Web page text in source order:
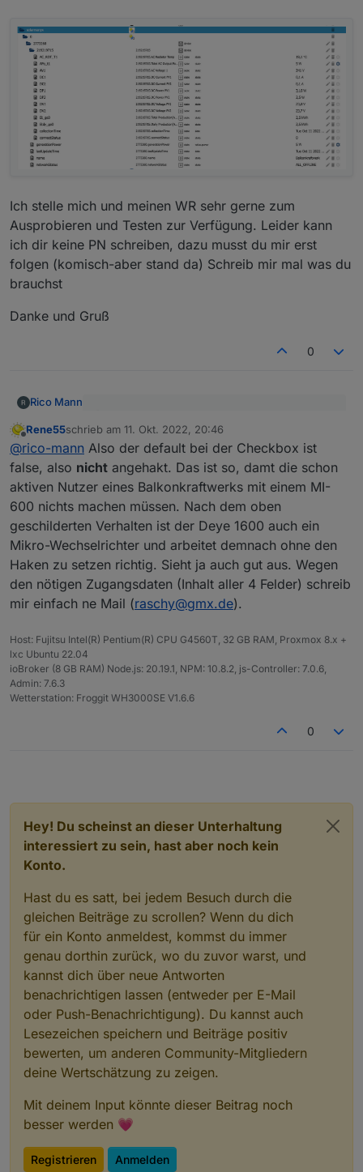
Ich stelle mich und meinen WR sehr gerne zum
Ausprobieren und Testen zur Verfügung. Leider kann
ich dir keine PN schreiben, dazu musst du mir erst
folgen (komisch-aber stand da) Schreib mir mal was du
brauchst
Danke und Gruß
0
Rico Mann
Checkbox wird intern von "Micro-Inverter" (für
Balkonkraftwerke mi dem MI-600 o.ä.) auf
"Inverter" für große Inverter umgeschaltet. Ist
noch in Erprobung und daher noch nicht
sauber erklärt. Es sollte so sein, dass nur in
einer Einstellung aktuelle Daten ankommen.
Kannst du das bitte mal beobachten?
Für die Eingänge 3 und 4 muss ich mal sehen,
ob davon auch Daten ankommen. Da ich nur
einen MI-600 habe, mache ich das alles im
Blindflug. Notfalls brauche ich auch mal deine
Zugangsdaten.
Guten Abend Rene und Guten Abend in die Runde ,
also die Ersteinrichtung habe ich eingeschalteter
Inverter Checkbox gemacht (ist glaube auch
default)
Da gab es folgende Datenpunkte:
Danach habe ich die Inverter Checkbox
rausgenommenen und paar weitere sehr nützliche
Datenpunkte Datenpunkte bekommen:
Ich stelle mich und meinen WR sehr gerne zum
kann ich dir keine PN schreiben, dazu musst du mir
Offline
Rene55schrieb am 11. Okt. 2022, 20:46
zuletzt editiert von
@rico-mann Also der default bei der Checkbox ist
false, also nicht angehakt. Das ist so, damt die schon
aktiven Nutzer eines Balkonkraftwerks mit einem MI-
600 nichts machen müssen. Nach dem oben
geschilderten Verhalten ist der Deye 1600 auch ein
Mikro-Wechselrichter und arbeitet demnach ohne den
Haken zu setzen richtig. Sieht ja auch gut aus. Wegen
den nötigen Zugangsdaten (Inhalt aller 4 Felder) schreib
mir einfach ne Mail (raschy@gmx.de).
Host: Fujitsu Intel(R) Pentium(R) CPU G4560T, 32 GB RAM, Proxmox 8.x +
lxc Ubuntu 22.04
ioBroker (8 GB RAM) Node.js: 20.19.1, NPM: 10.8.2, js-Controller: 7.0.6,
Admin: 7.6.3
Wetterstation: Froggit WH3000SE V1.6.6
0
Hey! Du scheinst an dieser Unterhaltung
interessiert zu sein, hast aber noch kein
Konto.
Hast du es satt, bei jedem Besuch durch die
gleichen Beiträge zu scrollen? Wenn du dich
für ein Konto anmeldest, kommst du immer
genau dorthin zurück, wo du zuvor warst, und
kannst dich über neue Antworten
benachrichtigen lassen (entweder per E-Mail
oder Push-Benachrichtigung). Du kannst auch
Lesezeichen speichern und Beiträge positiv
bewerten, um anderen Community-Mitgliedern
deine Wertschätzung zu zeigen.
Mit deinem Input könnte dieser Beitrag noch
besser werden 💗
Registrieren Anmelden